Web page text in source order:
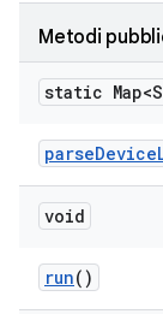
Metodi
static
parseDevice
void
run()